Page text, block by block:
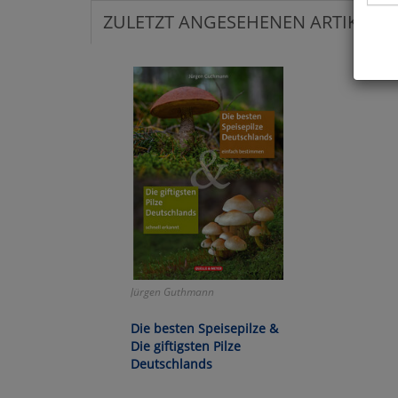
ZULETZT ANGESEHENEN ARTIKEL:
Jürgen Guthmann
Die besten Speisepilze &
Die giftigsten Pilze
Deutschlands